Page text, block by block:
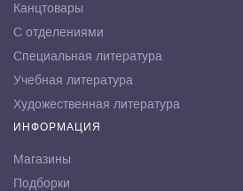
Канцтовары
С отделениями
Специальная литература
Учебная литература
Художественная литература
ИНФОРМАЦИЯ
Магазины
Подборки